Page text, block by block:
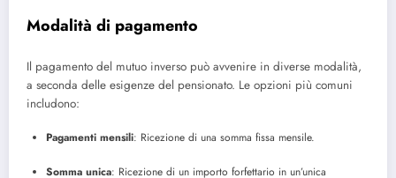
Modalità di pagamento
Il pagamento del mutuo inverso può avvenire in diverse modalità,
a seconda delle esigenze del pensionato. Le opzioni più comuni
includono:
Pagamenti mensili: Ricezione di una somma fissa mensile.
Somma unica: Ricezione di un importo forfettario in un’unica